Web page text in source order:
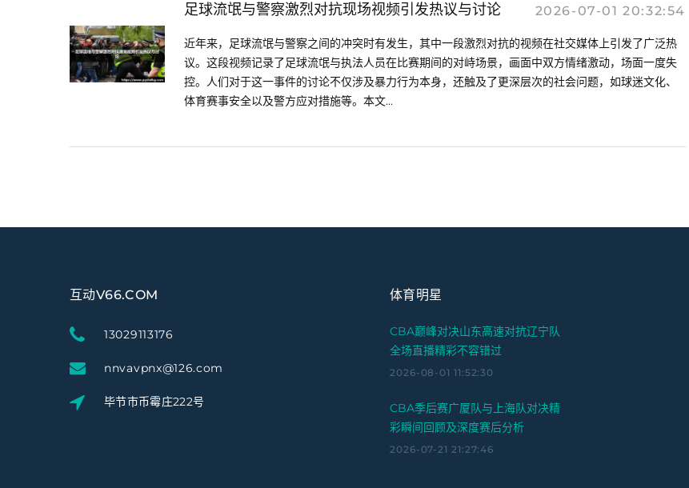
足球流氓与警察激烈对抗现场视频引发热议与讨论 2026-07-01 20:32:54
近年来，足球流氓与警察之间的冲突时有发生，其中一段激烈对抗的视频在社交媒体上引发了广泛热
议。这段视频记录了足球流氓与执法人员在比赛期间的对峙场景，画面中双方情绪激动，场面一度失
控。人们对于这一事件的讨论不仅涉及暴力行为本身，还触及了更深层次的社会问题，如球迷文化、
体育赛事安全以及警方应对措施等。本文...
互动V66.COM
13029113176
nnvavpnx@126.com
毕节市币霉庄222号
体育明星
CBA巅峰对决山东高速对抗辽宁队
全场直播精彩不容错过
2026-08-01 11:52:30
CBA季后赛广厦队与上海队对决精
彩瞬间回顾及深度赛后分析
2026-07-21 21:27:46